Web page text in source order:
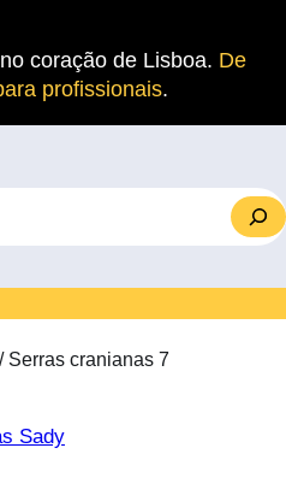
coração de Lisboa. De
profissionais.
/ Serras cranianas 7